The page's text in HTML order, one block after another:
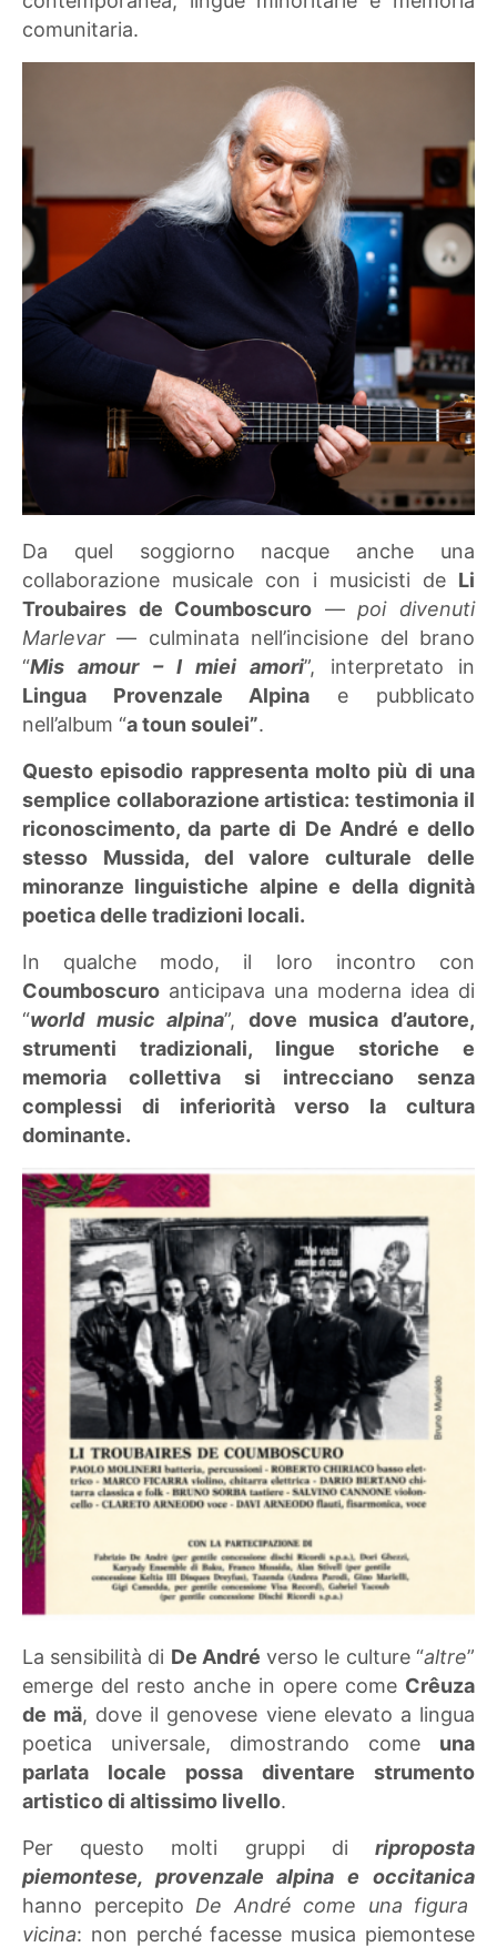
comunitaria.
Da quel soggiorno nacque anche una
collaborazione musicale con i musicisti de Li
Troubaires de Coumboscuro —poi divenuti
Marlevar— culminata nell’incisione del brano
“Mis amour – I miei amori”, interpretato in
Lingua Provenzale Alpina e pubblicato
nell’album “a toun soulei”.
Questo episodio rappresenta molto più di una
semplice collaborazione artistica: testimonia il
riconoscimento, da parte di De André e dello
stesso Mussida, del valore culturale delle
minoranze linguistiche alpine e della dignità
poetica delle tradizioni locali.
In qualche modo, il loro incontro con
Coumboscuro anticipava una moderna idea di
“world music alpina”, dove musica d’autore,
strumenti tradizionali, lingue storiche e
memoria collettiva si intrecciano senza
complessi di inferiorità verso la cultura
dominante.
La sensibilità di De André verso le culture “altre”
emerge del resto anche in opere come Crêuza
de mä, dove il genovese viene elevato a lingua
poetica universale, dimostrando come una
parlata locale possa diventare strumento
artistico di altissimo livello.
Per questo molti gruppi di riproposta
piemontese, provenzale alpina e occitanica
hanno percepito De André come una figura
vicina: non perché facesse musica piemontese